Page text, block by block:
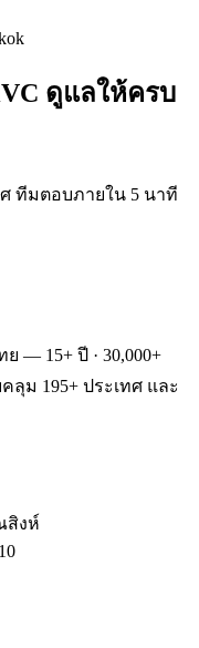
ดูแลให้ครบ
ทีมตอบภายใน 5 นาที
— 15+ ปี · 30,000+
คลุม 195+ ประเทศ และ
สิงห์